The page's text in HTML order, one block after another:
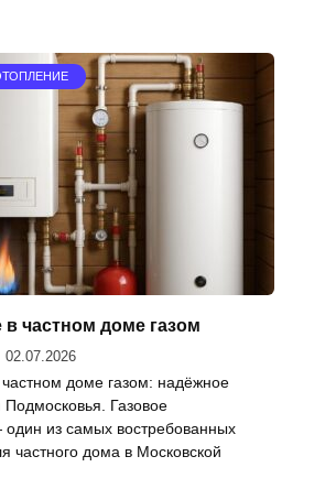
частном доме газом
02.07.2026
доме газом: надёжное
Газовое
из самых востребованных
частного дома в Московской